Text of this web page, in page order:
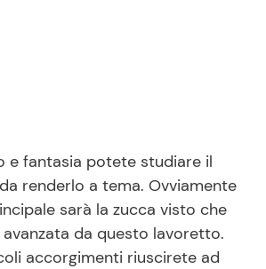
e fantasia potete studiare il
renderlo a tema. Ovviamente
sarà la zucca visto che
da questo lavoretto.
accorgimenti riuscirete ad